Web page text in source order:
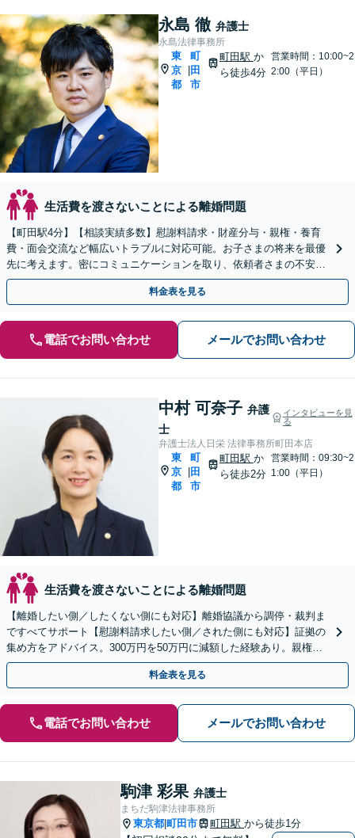
永島 徹 弁護士
永島法律事務所
東
京
都
町
田
市
町田駅 か
ら徒歩4分
営業時間：10:00~2
2:00（平日）
生活費を渡さないことによる離婚問題
【町田駅4分】【相談実績多数】慰謝料請求・財産分与・親権・養育
費・面会交流など幅広いトラブルに対応可能。お子さまの将来を最優
先に考えます。密にコミュニケーションを取り、依頼者さまの不安を
取り除きます。【LINE相談可能】【初回相談無料】
料金表を見る
電話でお問い合わせ メールでお問い合わせ
中村 可奈子 弁護
士
インタビューを見
る
弁護士法人日栄 法律事務所町田本店
東
京
都
町
田
市
町田駅 か
ら徒歩2分
営業時間：09:30~2
1:00（平日）
生活費を渡さないことによる離婚問題
【離婚したい側／したくない側にも対応】離婚協議から調停・裁判ま
ですべてサポート【慰謝料請求したい側／された側にも対応】証拠の
集め方をアドバイス。300万円を50万円に減額した経験あり。親権や
養育費・子の引き渡しにも精通している弁護士です。
料金表を見る
電話でお問い合わせ メールでお問い合わせ
駒津 彩果 弁護士
まちだ駒津法律事務所
東京都 町田市 町田駅 から徒歩1分